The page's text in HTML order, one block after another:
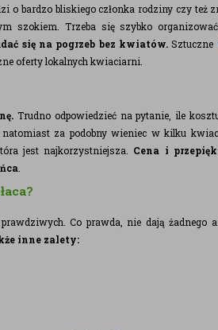
o bardzo bliskiego członka rodziny czy też
szokiem. Trzeba się szybko
dać się na pogrzeb bez kwiatów.Sztuczne
oferty lokalnych kwiaciarni.
Trudno odpowiedzieć na pytanie, ile
za podobny wieniec w kilku
jest najkorzystniejsza. Cena i
Co prawda, nie dają żadnego
inne zalety: